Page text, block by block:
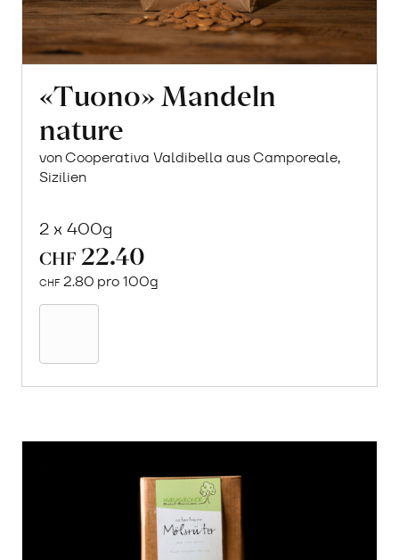
«Tuono» Mandeln
nature
von Cooperativa Valdibella aus Camporeale,
Sizilien
2 x 400g
CHF 22.40
CHF 2.80 pro 100g